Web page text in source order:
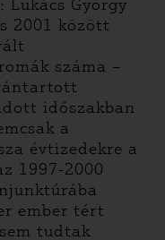
Lukács György
2001 között
száma –
időszakban
a
évtizedekre a
1997-2000
ember tért
tudtak